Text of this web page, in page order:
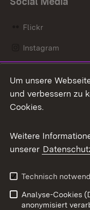
Flickr
Instagram
Mastodon
Messenger
Social Wall
X / Twitter
Youtube
Um unsere
und verbessern zu
Cookies.
Weitere
unserer
Technisch
Analyse-Cookies
anonymisiert